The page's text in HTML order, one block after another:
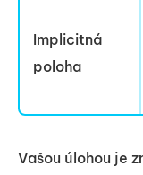
Implicitná
poloha
Vašou úlohou je